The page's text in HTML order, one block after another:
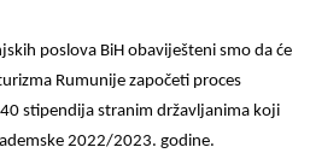
poslova BiH obaviješteni smo da će
Rumunije započeti proces
stipendija stranim državljanima koji
2022/2023. godine.